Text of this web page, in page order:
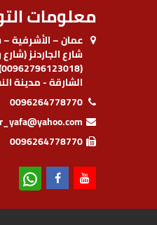
معلومات
عمان – الأشرفية – شارع
(00962796123018)
الشارقة - مدينة
0096264778770
0096264778770